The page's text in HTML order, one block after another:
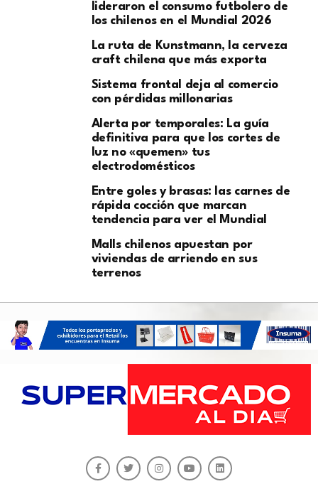
lideraron el consumo futbolero de
los chilenos en el Mundial 2026
La ruta de Kunstmann, la cerveza
craft chilena que más exporta
Sistema frontal deja al comercio
con pérdidas millonarias
Alerta por temporales: La guía
definitiva para que los cortes de
luz no «quemen» tus
electrodomésticos
Entre goles y brasas: las carnes de
rápida cocción que marcan
tendencia para ver el Mundial
Malls chilenos apuestan por
viviendas de arriendo en sus
terrenos